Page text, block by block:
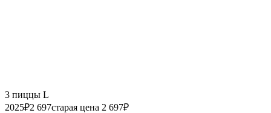
3 пиццы L
2025₽2 697старая цена 2 697₽